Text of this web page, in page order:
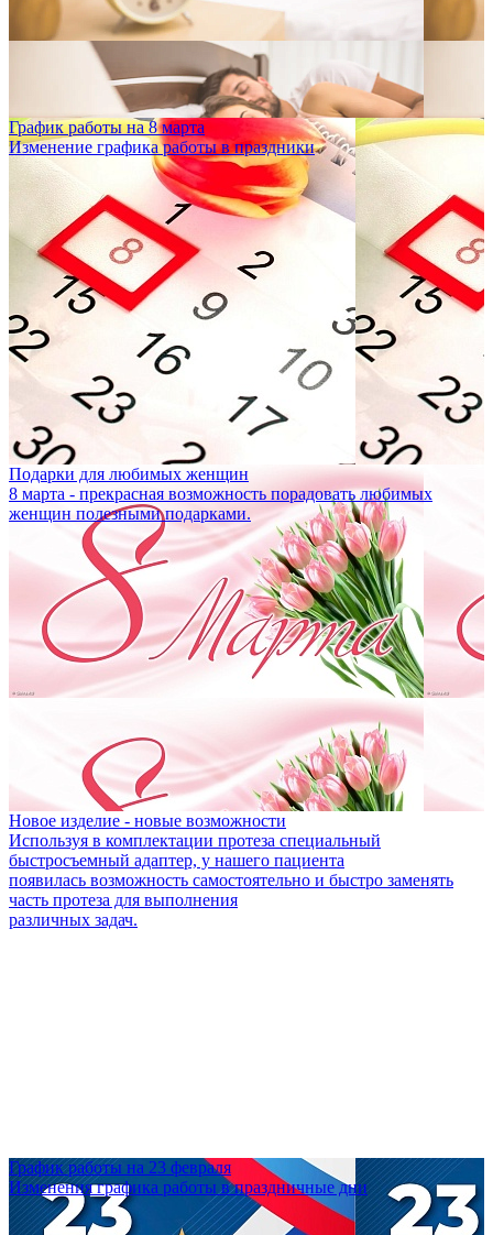
График работы на 8 марта
Изменение графика работы в праздники
Подарки для любимых женщин
8 марта - прекрасная возможность порадовать любимых
женщин полезными подарками.
Новое изделие - новые возможности
Используя в комплектации протеза специальный
быстросъемный адаптер, у нашего пациента
появилась возможность самостоятельно и быстро заменять
часть протеза для выполнения
различных задач.
График работы на 23 февраля
Изменения графика работы в праздничные дни